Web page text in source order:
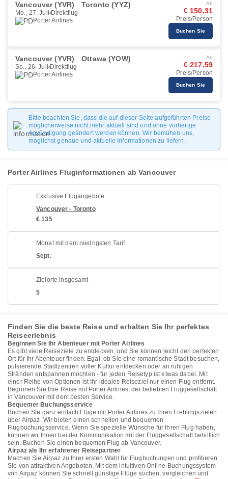
Vancouver (YVR) Toronto (YYZ)
Mo., 27. Juli Direktflug
Porter Airlines
Ab
€ 150,31
Preis/Person
Buchen Sie
Vancouver (YVR) Ottawa (YOW)
So., 26. Juli Direktflug
Porter Airlines
Ab
€ 217,59
Preis/Person
Buchen Sie
Bitte beachten Sie, dass die auf dieser Seite aufgeführten Preise
möglicherweise nicht mehr aktuell sind und ohne vorherige
Ankündigung geändert werden können. Wir bemühen uns,
möglichst genaue und aktuelle Informationen zu liefern.
Porter Airlines Fluginformationen ab Vancouver
Exklusive Flugangebote
Vancouver - Toronto
€ 135
Monat mit dem niedrigsten Tarif
Sept.
Zielorte insgesamt
5
Finden Sie die beste Reise und erhalten Sie Ihr perfektes
Reiseerlebnis
Beginnen Sie Ihr Abenteuer mit Porter Airlines
Es gibt viele Reiseziele zu entdecken, und Sie können leicht den perfekten
Ort für Ihr Abenteuer finden. Egal, ob Sie eine romantische Stadt besuchen,
pulsierende Stadtzentren voller Kultur entdecken oder an ruhigen
Stränden entspannen möchten - für jeden Reisetyp ist etwas dabei. Mit
einer Reihe von Optionen ist Ihr ideales Reiseziel nur einen Flug entfernt.
Beginnen Sie Ihre Reise mit Porter Airlines, der beliebten Fluggesellschaft
in Vancouver mit dem besten Service.
Bequemer Buchungsservice
Buchen Sie ganz einfach Flüge mit Porter Airlines zu Ihren Lieblingszielen
über Airpaz. Wir bieten einen schnellen und bequemen
Flugbuchungsservice. Wenn Sie spezielle Wünsche für Ihren Flug haben,
können wir Ihnen bei der Kommunikation mit der Fluggesellschaft behilflich
sein. Buchen Sie einen bequemen Flug ab Vancouver.
Airpaz als Ihr erfahrener Reisepartner
Machen Sie Airpaz zu Ihrer ersten Wahl für Flugbuchungen und profitieren
Sie von attraktiven Angeboten. Mit dem intuitiven Online-Buchungssystem
von Airpaz können Sie schnell günstige Flüge suchen, vergleichen und